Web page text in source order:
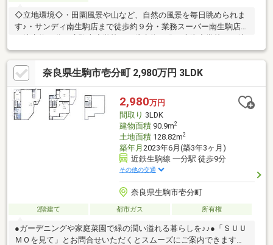
◇立地環境◇・田園風景や山など、自然の風景を毎日眺められま
す♪・サンディ南生駒店まで徒歩約９分・業務スーパー南生駒店ま
歩約15分◇建物◇・二面バルコニーで通風良好・浴室(追い焚き、
足し湯、湯張り) 機能付き・トイレ(温水洗浄、保温 ) 機能付き・
現在空家◆◆◆物件見学【随時】受付中◆◆◆物件見学ご希望
は、事前にご予約をお願い致します。平日ご希望のお客様もご相
談下さい♪◆ご予約は電話またはメールで！◆TEL：0120-740-
158MAIL：info@narasuma.jp
奈良県生駒市壱分町 2,980万円 3LDK
2,980万円
間取り 3LDK
建物面積90.9m2
土地面積128.82m2
築年月 2023年6月(築3年3ヶ月)
近鉄生駒線 一分駅 徒歩9分
その他の交通
奈良県生駒市壱分町
2階建て 都市ガス 所有権
●ガーデニングや家庭菜園で緑の潤い溢れる暮らしを♪♪●「ＳＵＵ
ＭＯを見て」とお問合せいただくとスムーズにご案内できます